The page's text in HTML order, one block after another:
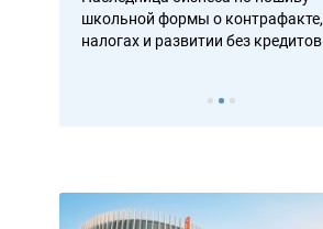
школьной формы о контрафакте,
налогах и развитии без кредитов